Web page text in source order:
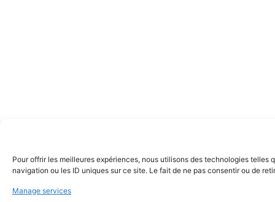
Pour offrir les meilleures expériences, nous utilisons des technologies
navigation ou les ID uniques sur ce site. Le fait de ne pas consentir ou de
Manage services